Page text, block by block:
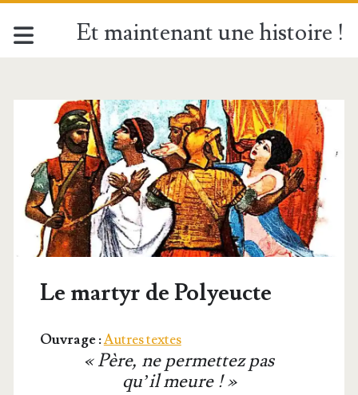
Et maintenant une histoire !
Le martyr de Polyeucte
Ouvrage :Autres textes
« Père, ne permettez pas
qu’il meure ! »